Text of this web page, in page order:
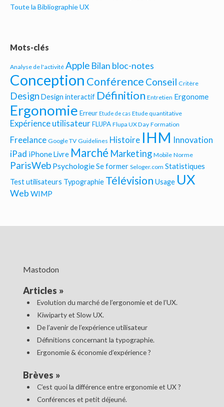
Toute la Bibliographie UX
Mots-clés
Analyse de l'activité Apple Bilan bloc-notes
Conception Conférence Conseil Critère
Design Design interactif Définition Entretien Ergonome
Ergonomie Erreur Etude de cas Etude quantitative
Expérience utilisateur FLUPA Flupa UX Day Formation
Freelance Google TV Guidelines Histoire IHM Innovation
iPad iPhoneLivre Marché Marketing Mobile Norme
ParisWeb PsychologieSe former Seloger.com Statistiques
Test utilisateurs Typographie Télévision Usage UX
Web WIMP
Mastodon
Articles »
Evolution du marché de l’ergonomie et de l’UX.
Kiwiparty et Slow UX.
De l’avenir de l’expérience utilisateur
Définitions concernant la typographie.
Ergonomie & économie d’expérience ?
Brèves »
C’est quoi la différence entre ergonomie et UX ?
Conférences et petit déjeuné.